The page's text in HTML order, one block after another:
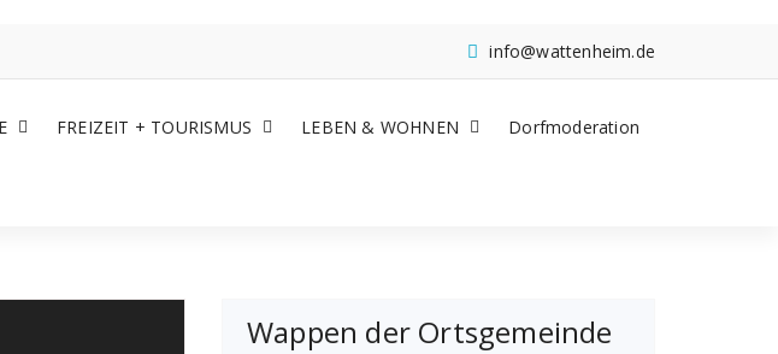
info@wattenheim.de
FREIZEIT + TOURISMUS LEBEN & WOHNEN Dorfmoderation
Wappen der Ortsgemeinde